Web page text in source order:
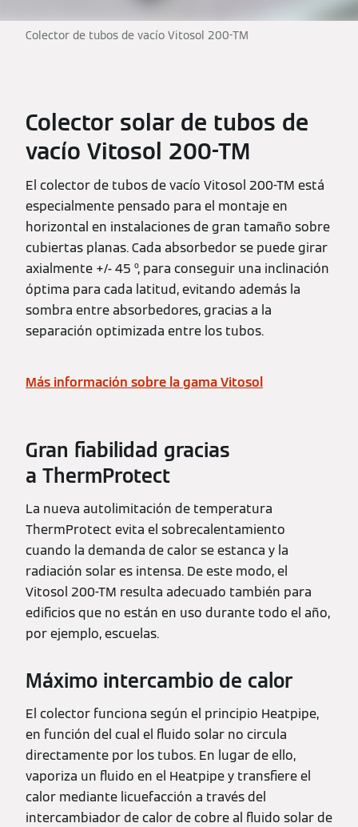
Colector de tubos de vacío Vitosol 200-TM
Colector solar de tubos de
vacío Vitosol 200-TM
El colector de tubos de vacío Vitosol 200-TM está
especialmente pensado para el montaje en
horizontal en instalaciones de gran tamaño sobre
cubiertas planas. Cada absorbedor se puede girar
axialmente +/- 45 º, para conseguir una inclinación
óptima para cada latitud, evitando además la
sombra entre absorbedores, gracias a la
separación optimizada entre los tubos.
Más información sobre la gama Vitosol
Gran fiabilidad gracias
a ThermProtect
La nueva autolimitación de temperatura
ThermProtect evita el sobrecalentamiento
cuando la demanda de calor se estanca y la
radiación solar es intensa. De este modo, el
Vitosol 200-TM resulta adecuado también para
edificios que no están en uso durante todo el año,
por ejemplo, escuelas.
Máximo intercambio de calor
El colector funciona según el principio Heatpipe,
en función del cual el fluido solar no circula
directamente por los tubos. En lugar de ello,
vaporiza un fluido en el Heatpipe y transfiere el
calor mediante licuefacción a través del
intercambiador de calor de cobre al fluido solar de